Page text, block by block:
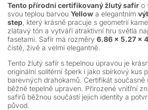
Tento přírodní certifikovaný žlutý safír o
svou teplou barvou Yellow a elegantním
step , který krásně pracuje s geometrií
zlatavý tón a vytváří atraktivní hru světla
fasetami. Safír má rozměry 6.86 × 5.27 ×
čistě, živě a velmi elegantně.
Tento žlutý safír s tepelnou úpravou je
originální solitérní šperk i jako sbírkový kus
barevných drahokamů. Certifikát
běžně tepelně upraven. Přirozené vnitřní
safírů běžnou součástí jejich identity a
původ.